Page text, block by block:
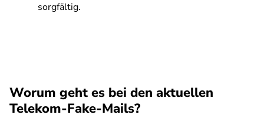
sorgfältig.
Worum geht es bei den aktuellen
Telekom-Fake-Mails?